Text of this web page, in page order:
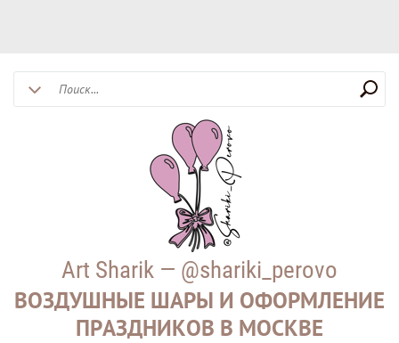
Art Sharik — @shariki_perovo
ВОЗДУШНЫЕ ШАРЫ И ОФОРМЛЕНИЕ
ПРАЗДНИКОВ В МОСКВЕ